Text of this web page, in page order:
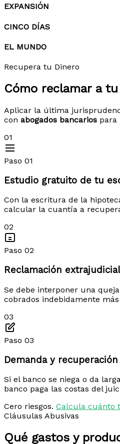
EXPANSIÓN
CINCO DÍAS
EL MUNDO
Recupera tu Dinero
Cómo reclamar a
Aplicar la última
con abogados bancarios para
01
Paso 01
Estudio gratuito de tu
Con la escritura de la
calcular la cuantía a
02
Paso 02
Reclamación extrajudicial
Se debe interponer una
cobrados indebidamente
03
Paso 03
Demanda y
Si el banco se niega o da
banco paga las costas del
Cero riesgos. Calcula cuánto
Cláusulas Abusivas
Qué gastos y